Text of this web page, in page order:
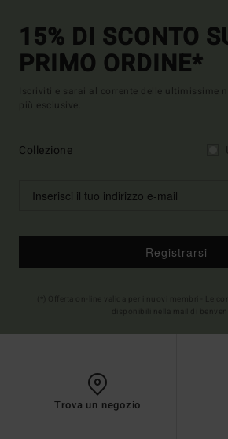
15% DI SCONTO
PRIMO ORDINE*
Iscriviti e sarai al corrente delle ultimissime
più esclusive.
Collezione
Registrarsi
Trova un negozio